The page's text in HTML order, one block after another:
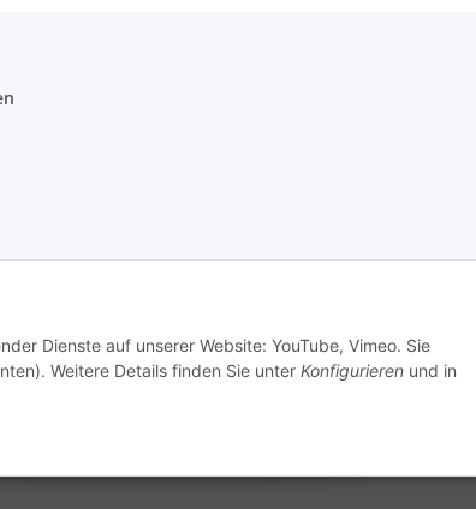
Dienste auf unserer Website: YouTube, Vimeo. Sie
Weitere Details finden Sie unter Konfigurieren und in